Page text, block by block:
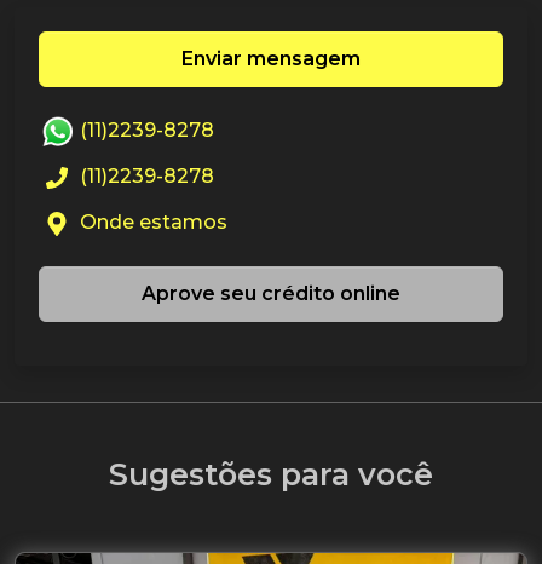
Enviar mensagem
(11)2239-8278
(11)2239-8278
Onde estamos
Aprove seu crédito online
Sugestões para você